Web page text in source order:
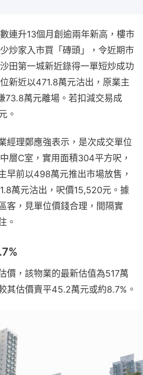
連升13個月創逾兩年新高，樓市
炒家入市買「磚頭」，令近期市
田第一城新近錄得一單短炒成功
新近以471.8萬元沽出，原業主
73.8萬元離場。若扣減交易成
。
經理鄭應強表示，是次成交單位
層C室，實用面積304平方呎，
早前以498萬元推出市場放售，
萬元沽出，呎價15,520元。據
客，見單位價錢合理，間隔實
。
價，該物業的最新估值為517萬
其估價賣平45.2萬元或約8.7%。